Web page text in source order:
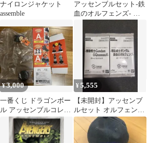
ナイロンジャケット
assemble
アッセンブルセット-鉄
血のオルフェンズ- ガ
¥3,000
一番くじ ドラゴンボー
ル アッセンブルコレク
ション 孫悟空 オレンジ
¥5,555
【未開封】アッセンブ
ルセット オルフェンズ
GQuuuuuuX ボーナスパ
ック